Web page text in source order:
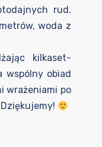
rud.
woda z
kilkaset-
wspólny obiad
wrażeniami po